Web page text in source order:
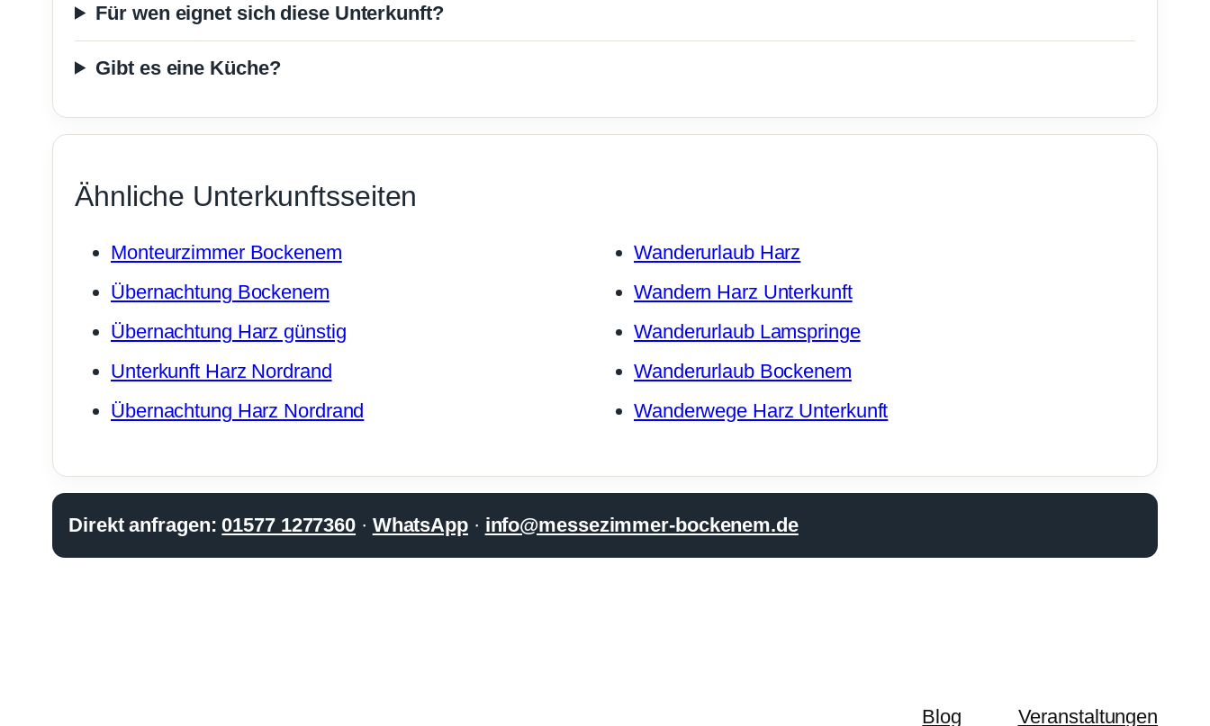
Für wen eignet sich diese Unterkunft?
Gibt es eine Küche?
Ähnliche Unterkunftsseiten
Monteurzimmer Bockenem
Übernachtung Bockenem
Übernachtung Harz günstig
Unterkunft Harz Nordrand
Übernachtung Harz Nordrand
Wanderurlaub Harz
Wandern Harz Unterkunft
Wanderurlaub Lamspringe
Wanderurlaub Bockenem
Wanderwege Harz Unterkunft
Direkt anfragen: 01577 1277360 · WhatsApp· info@messezimmer-bockenem.de
Blog Veranstaltungen